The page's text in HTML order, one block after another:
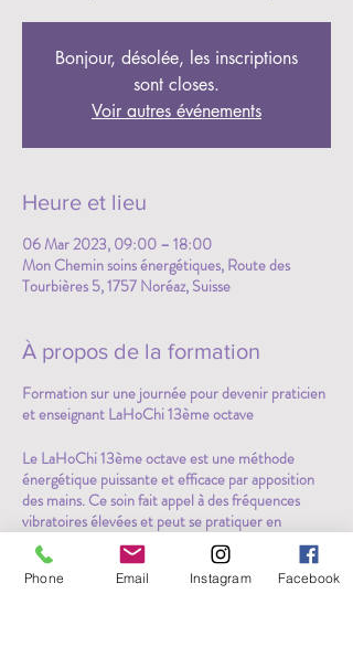
Bonjour, désolée, les inscriptions
sont closes.
Voir autres événements
Heure et lieu
06 Mar 2023, 09:00 – 18:00
Mon Chemin soins énergétiques, Route des
Tourbières 5, 1757 Noréaz, Suisse
À propos de la formation
Formation sur une journée pour devenir praticien
et enseignant LaHoChi 13ème octave
Le LaHoChi 13ème octave est une méthode
énergétique puissante et efficace par apposition
des mains. Ce soin fait appel à des fréquences
vibratoires élevées et peut se pratiquer en
présentiel, à distance, en auto-traitement, sur les
humains, animaux et plantes, la Terre...
Il permet d'intégrer et d'accéder à des énergies
Phone Email Instagram Facebook